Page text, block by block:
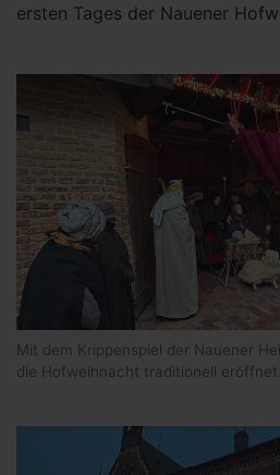
ersten Tages der Nauener
Mit dem Krippenspiel der Nauener
die Hofweihnacht traditionell eröffnet.